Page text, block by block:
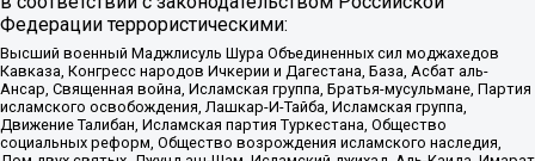
Федерации террористическими:
Высший военный Маджлисуль Шура Объединенных сил моджахедов
Кавказа, Конгресс народов Ичкерии и Дагестана, База, Асбат аль-
Ансар, Священная война, Исламская группа, Братья-мусульмане, Партия
исламского освобождения, Лашкар-И-Тайба, Исламская группа,
Движение Талибан, Исламская партия Туркестана, Общество
социальных реформ, Общество возрождения исламского наследия,